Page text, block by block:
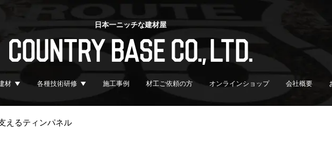
日本一ニッチな建材屋
材 各種技術研修 施工事例 材工ご依頼の方 オンラインショップ 会社概要
えるティンパネル